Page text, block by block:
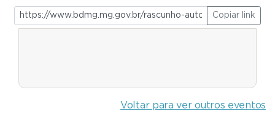
Copiar link
Voltar para ver outros eventos